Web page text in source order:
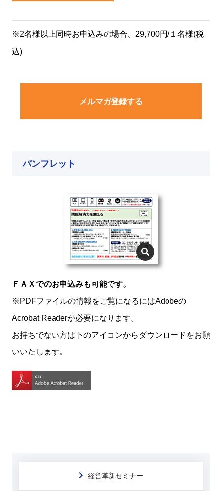
※2名様以上同時お申込みの場合、29,700円/１名様(税
込)
メルマガ登録する
パンフレット
ＦＡＸでのお申込みも可能です。
※PDFファイルの情報をご覧になるにはAdobeの
Acrobat Readerが必要になります。
お持ちでない方は下のアイコンからダウンロードをお願
いいたします。
経営革新セミナー